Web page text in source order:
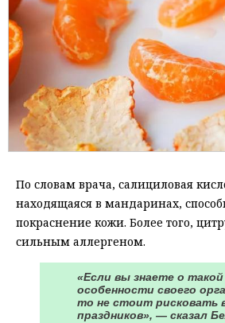
По словам врача, салициловая
находящаяся в мандаринах,
покраснение кожи. Более того,
сильным аллергеном.
«Если вы знаете о такой
особенности своего
то не стоит рисковать
праздников», — сказал